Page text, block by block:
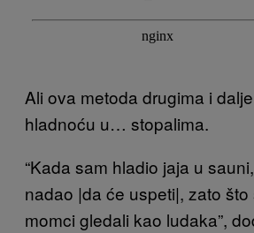
Ali ova metoda drugima i
hladnoću u… stopalima.
“Kada sam hladio jaja u
nadao |da će uspeti|, zato
momci gledali kao ludaka”,